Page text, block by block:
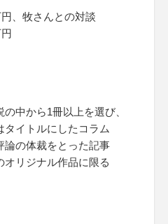
、牧さんとの対談
中から1冊以上を選び、
タイトルにしたコラム
の体裁をとった記事
リジナル作品に限る